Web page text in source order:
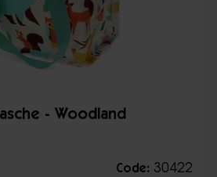
- Woodland
Code: 30422